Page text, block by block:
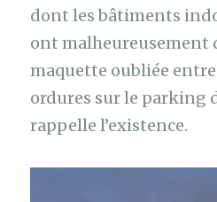
dont les bâtiments
ont malheureusement
maquette oubliée
ordures sur le parking
rappelle l’existence.